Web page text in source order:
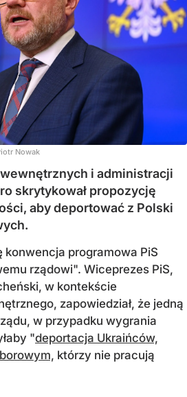
Nowak
i administracji
skrytykował propozycję
aby deportować z Polski
konwencja programowa PiS
rządowi". Wiceprezes PiS,
w kontekście
zapowiedział, że jedną
w przypadku wygrania
"deportacja Ukraińców,
którzy nie pracują